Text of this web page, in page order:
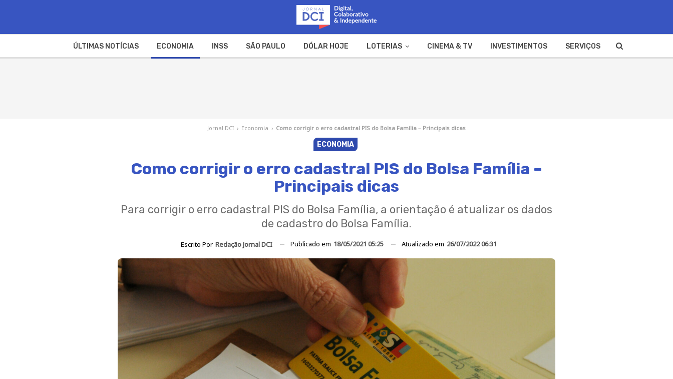
ÚLTIMAS NOTÍCIAS ECONOMIA INSS SÃO PAULO DÓLAR HOJE LOTERIAS CINEMA & TV INVESTIMENTOS SERVIÇOS
Jornal DCI › Economia › Como corrigir o erro cadastral PIS do Bolsa Família – Principais dicas
ECONOMIA
Como corrigir o erro cadastral PIS do Bolsa Família –
Principais dicas
Para corrigir o erro cadastral PIS do Bolsa Família, a orientação é atualizar os dados
de cadastro do Bolsa Família.
Escrito Por Redação Jornal DCI Publicado em 18/05/2021 05:25 Atualizado em 26/07/2022 06:31